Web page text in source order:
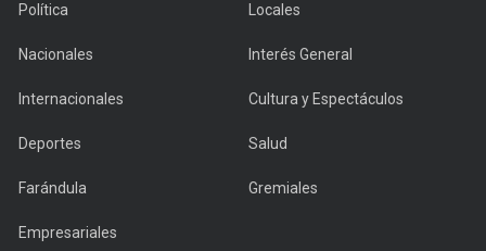
Política Locales
Nacionales Interés General
Internacionales Cultura y Espectáculos
Deportes Salud
Farándula Gremiales
Empresariales